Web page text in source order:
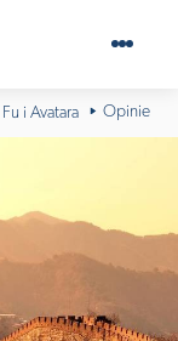
i Avatara Opinie